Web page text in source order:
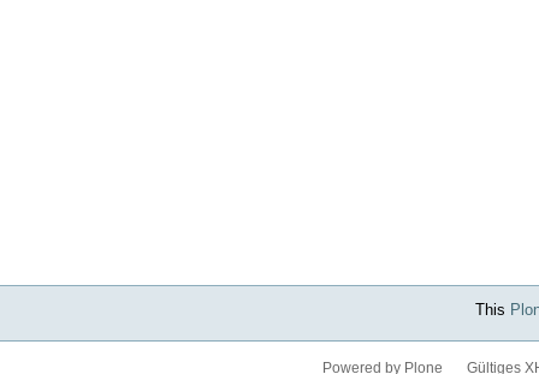
This
Powered by Plone Gültiges